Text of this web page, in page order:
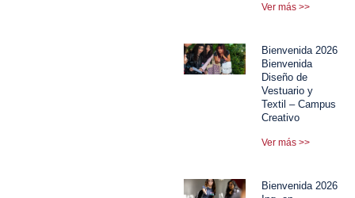
Ver más >>
Bienvenida 2026
Bienvenida
Diseño de
Vestuario y
Textil – Campus
Creativo
Ver más >>
Bienvenida 2026